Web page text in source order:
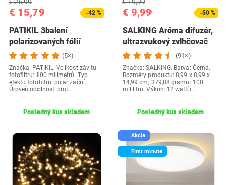
€ 15,79
€ 26,99
-42 %
PATIKIL 3balení
polarizovaných fólií
Lepidlo Polarizer…
(5×)
Značka: PATIKIL. Velikost závitu
fotofiltru: 100 milimetrů. Typ
efektu fotofiltru: polarizační.
Úroveň odolnosti proti…
Posledný kus skladem
€ 9,99
€ 19,99
-50 %
SALKING Aróma difuzér,
ultrazvukový zvlhčovač
olejových…
(91×)
Značka: SALKING. Barva: Černá.
Rozměry produktu: 8,99 x 8,99 x
14,99 cm; 379,88 gramů: 100
mililitrů. Výkon: 12 wattů.…
Posledný kus skladem
Akcia
First minute